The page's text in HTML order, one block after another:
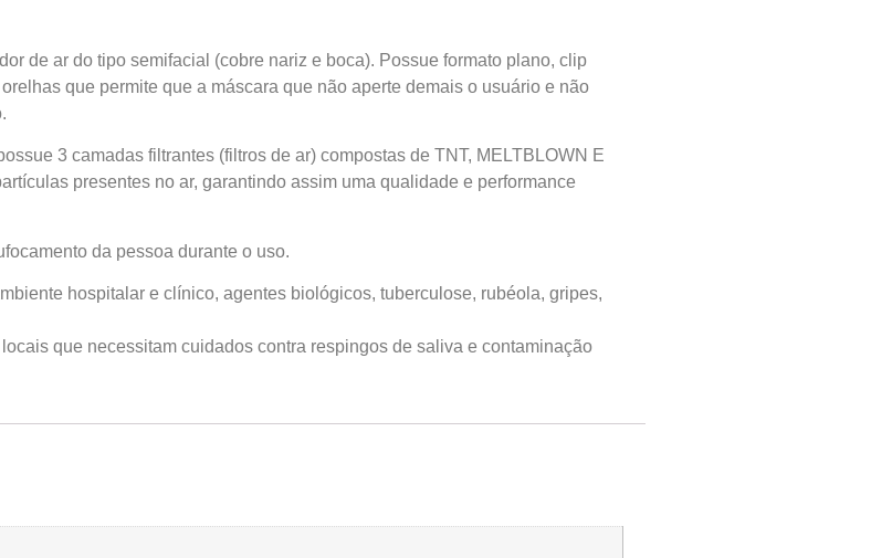
de ar do tipo semifacial (cobre nariz e boca). Possue formato plano, clip
que permite que a máscara que não aperte demais o usuário e não
3 camadas filtrantes (filtros de ar) compostas de TNT, MELTBLOWN E
presentes no ar, garantindo assim uma qualidade e performance
da pessoa durante o uso.
hospitalar e clínico, agentes biológicos, tuberculose, rubéola, gripes,
que necessitam cuidados contra respingos de saliva e contaminação